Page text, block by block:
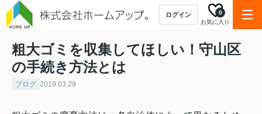
ログイン
お気に入り
0
粗大ゴミを収集してほしい！守山区
の手続き方法とは
ブログ 2019.03.29